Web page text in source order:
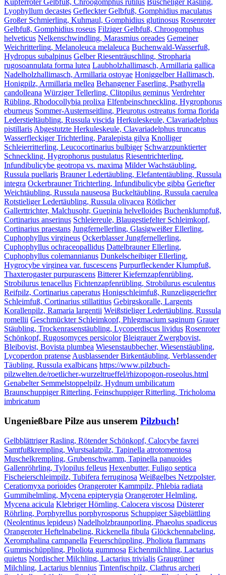
Kupferroter Gelbfuß, Chroogomphus rutilus Büscheliger Rasling,
Lyophyllum decastes Gefleckter Gelbfuß, Gomphidius maculatus
Großer Schmierling, Kuhmaul, Gomphidius glutinosus Rosenroter
Gelbfuß, Gomphidius roseus Filziger Gelbfuß, Chroogomphus
helveticus Nelkenschwindling, Marasmius oreades Gemeiner
Weichritterling, Melanoleuca melaleuca Buchenwald-Wasserfuß,
Hydropus subalpinus Gelber Riesenträuschling, Stropharia
rugosoannulata forma lutea Laubholzhallimasch, Armillaria gallica
Nadelholzhallimasch, Armillaria ostoyae Honiggelber Hallimasch,
Honigpilz, Armillaria mellea Behangener Faserling, Psathyrella
candolleana Würziger Tellerling, Clitopilus geminus Verdrehter
Rübling, Rhodocollybia prolixa Elfenbeinschneckling, Hygrophorus
eburneus Sommer-Austernseitling, Pleurotus ostreatus forma florida
Lederstieltäubling, Russula viscida Herkuleskeule, Clavariadelphus
pistillarisAbgestutzte Herkuleskeule, Clavariadelphus truncatus
Wasserfleckiger Trichterling, Paralepista gilva Knolliger
Schleierritterling, Leucocortinarius bulbiger Schwarzpunktierter
Schneckling, Hygrophorus pustulatus Riesentrichterling,
Infundibulicybe geotropa vs. maxima Milder Wachstäubling,
Russula puellaris Brauner Ledertäubling, Elefantentäubling, Russula
integra Ockerbrauner Trichterling, Infundibulicybe gibba Geriefter
Weichtäubling, Russula nauseosa Buckeltäubling, Russula caerulea
Rotstieliger Ledertäubling, Russula olivacea Rötlicher
Gallerttrichter, Malchusohr, Guepinia helvelloides Buchenklumpfuß,
Cortinarius anserinus Schleiereule, Blaugestiefelter Schleimkopf,
Cortinarius praestans Jungfernellerling, Glasigweißer Ellerling,
Cuphophyllus virgineus Ockerblasser Jungfernellerling,
Cuphophyllus ochraceopallidus Dattelbrauner Ellerling,
Cuphophyllus colemannianus Dunkelscheibiger Ellerling,
Hygrocybe virginea var. fuscescens Purpurfleckender Klumpfuß,
Thaxterogaster purpurascens Bitterer Kiefernzapfenrübling,
Strobilurus tenacellus Fichtenzapfenrübling, Strobilurus esculentus
Reifpilz, Cortinarius caperatus Honigschleimfuß, Runzeliggeriefter
Schleimfuß, Cortinarius stillatitius Gebirgskoralle, Largents
Korallenpilz, Ramaria largentii Weißstieliger Ledertäubling, Russula
romellii Geschmückter Schleimkopf, Phlegmacium saginum Grauer
Stäubling, Trockenrasenstäubling, Lycoperdiscus lividus Rosenroter
Schönkopf, Rugosomyces persicolor Bleigrauer Zwergbovist,
Bleibovist, Bovista plumbea Wiesenstaubbecher, Wiesenstäubling,
Lycoperdon pratenseAusblassender Birkentäubling, Verblassender
Täubling, Russula exalbicans https://www.pilzbuch-
pilzwelten.de/roetlicher-wurzeltrueffel/rhizopogon-roseolus.html
Genabelter Semmelstoppelpilz, Hydnum umbilicatum
Braunschuppiger Ritterling, Feinschuppiger Ritterling, Tricholoma
imbricatum
Ungenießbare Pilze aus unserem Pilzbuch!
Gelbblättriger Rasling, Rötender Schönkopf, Calocybe favrei
Samtfußkrempling, Wurstsalatpilz, Tapinella atrotomentosa
Muschelkrempling, Grubenschwamm, Tapinella panuoides
Gallenröhrling, Tylopilus felleus Hexenbutter, Fuligo septica
Fischeierschleimpilz, Tubifera ferruginosa Weißgelbes Netzpolster,
Ceratiomyxa porioides Orangeroter Kammpilz, Phlebia radiata
Gummihelmling, Mycena epipterygia Orangeroter Helmling,
Mycena acicula Klebriger Hörnling, Calocera viscosa Düsterer
Röhrling, Porphyrellus porphyrosporus Schuppiger Sägeblättling
(Neolentinus lepideus) Nadelholzbraunporling, Phaeolus spadiceus
Orangeroter Heftelnabeling, Rickenella fibula Glöckchennabeling,
Xeromphalina campanella Feuerschüppling, Pholiota flammans
Gummischüppling, Pholiota gummosa Eichenmilchling, Lactarius
quietus Nordischer Milchling, Lactarius trivialis Graugrüner
Milchling, Lactarius blennius Tintenfischpilz, Clathrus archeri